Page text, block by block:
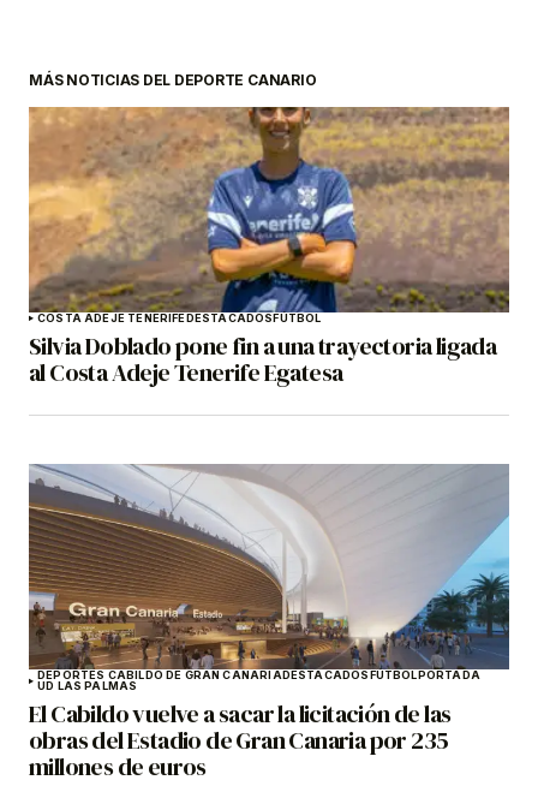
MÁS NOTICIAS DEL DEPORTE CANARIO
COSTA ADEJE TENERIFEDESTACADOSFÚTBOL
Silvia Doblado pone fin a una trayectoria ligada
al Costa Adeje Tenerife Egatesa
DEPORTES CABILDO DE GRAN CANARIADESTACADOSFÚTBOLPORTADA
UD LAS PALMAS
El Cabildo vuelve a sacar la licitación de las
obras del Estadio de Gran Canaria por 235
millones de euros